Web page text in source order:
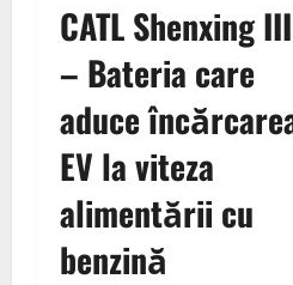
CATL Shenxing III
– Bateria care
aduce
EV la viteza
alimentării cu
benzină